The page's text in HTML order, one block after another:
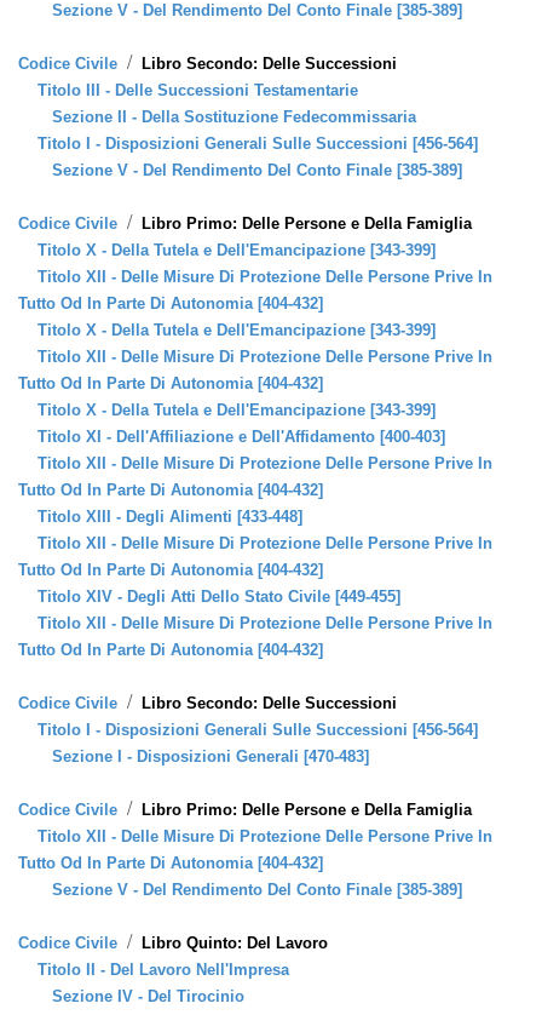
Sezione V - Del Rendimento Del Conto Finale [385-389]
Codice Civile / Libro Secondo: Delle Successioni
Titolo III - Delle Successioni Testamentarie
Sezione II - Della Sostituzione Fedecommissaria
Titolo I - Disposizioni Generali Sulle Successioni [456-564]
Sezione V - Del Rendimento Del Conto Finale [385-389]
Codice Civile / Libro Primo: Delle Persone e Della Famiglia
Titolo X - Della Tutela e Dell'Emancipazione [343-399]
Titolo XII - Delle Misure Di Protezione Delle Persone Prive In
Tutto Od In Parte Di Autonomia [404-432]
Titolo X - Della Tutela e Dell'Emancipazione [343-399]
Titolo XII - Delle Misure Di Protezione Delle Persone Prive In
Tutto Od In Parte Di Autonomia [404-432]
Titolo X - Della Tutela e Dell'Emancipazione [343-399]
Titolo XI - Dell'Affiliazione e Dell'Affidamento [400-403]
Titolo XII - Delle Misure Di Protezione Delle Persone Prive In
Tutto Od In Parte Di Autonomia [404-432]
Titolo XIII - Degli Alimenti [433-448]
Titolo XII - Delle Misure Di Protezione Delle Persone Prive In
Tutto Od In Parte Di Autonomia [404-432]
Titolo XIV - Degli Atti Dello Stato Civile [449-455]
Titolo XII - Delle Misure Di Protezione Delle Persone Prive In
Tutto Od In Parte Di Autonomia [404-432]
Codice Civile / Libro Secondo: Delle Successioni
Titolo I - Disposizioni Generali Sulle Successioni [456-564]
Sezione I - Disposizioni Generali [470-483]
Codice Civile / Libro Primo: Delle Persone e Della Famiglia
Titolo XII - Delle Misure Di Protezione Delle Persone Prive In
Tutto Od In Parte Di Autonomia [404-432]
Sezione V - Del Rendimento Del Conto Finale [385-389]
Codice Civile / Libro Quinto: Del Lavoro
Titolo II - Del Lavoro Nell'Impresa
Sezione IV - Del Tirocinio